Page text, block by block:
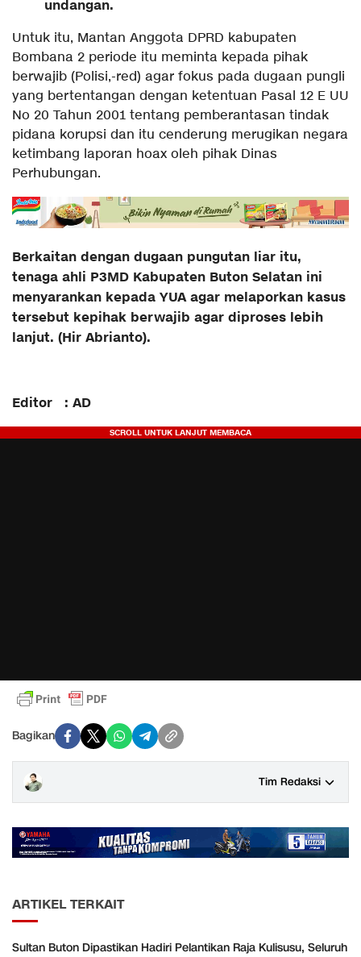
undangan.
Untuk itu, Mantan Anggota DPRD kabupaten
Bombana 2 periode itu meminta kepada pihak
berwajib (Polisi,-red) agar fokus pada dugaan pungli
yang bertentangan dengan ketentuan Pasal 12 E UU
No 20 Tahun 2001 tentang pemberantasan tindak
pidana korupsi dan itu cenderung merugikan negara
ketimbang laporan hoax oleh pihak Dinas
Perhubungan.
Berkaitan dengan dugaan pungutan liar itu,
tenaga ahli P3MD Kabupaten Buton Selatan ini
menyarankan kepada YUA agar melaporkan kasus
tersebut kepihak berwajib agar diproses lebih
lanjut. (Hir Abrianto).
Editor : AD
Bagikan
Tim Redaksi
ARTIKEL TERKAIT
Sultan Buton Dipastikan Hadiri Pelantikan Raja Kulisusu, Seluruh